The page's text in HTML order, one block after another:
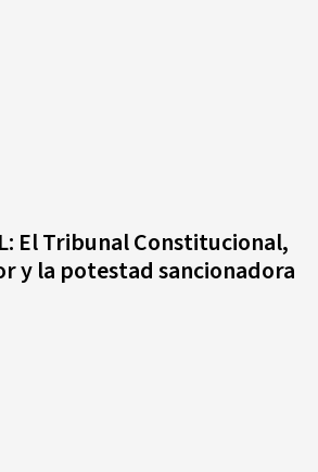
El Tribunal Constitucional,
y la potestad sancionadora